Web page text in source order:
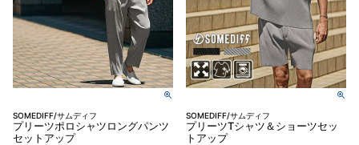
SOMEDIFF/サムディフ
プリーツポロシャツロングパンツ
セットアップ
SOMEDIFF/サムディフ
プリーツTシャツ＆ショーツセッ
トアップ